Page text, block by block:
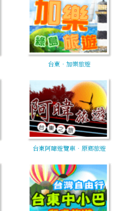
台東‧加樂旅遊
台東阿暐遊覽車‧原鄉旅遊